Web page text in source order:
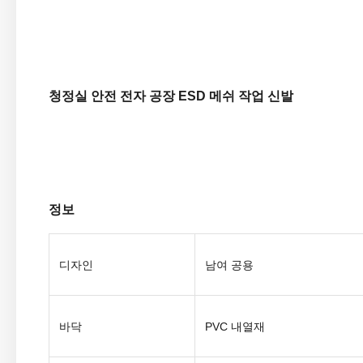
청정실 안전 전자 공장 ESD 메쉬 작업 신발
정보
디자인 남여 공용
바닥 PVC 내열재